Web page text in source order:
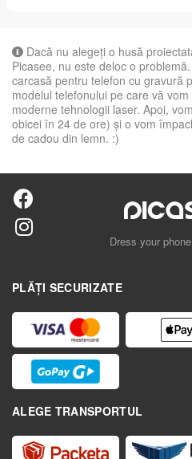
Dacă nu alegeți o husă
Picasee, nu este deloc o
carcasă pentru telefon cu gravură
modelul telefonului pe care vă
moderne tehnologii laser. Apoi,
obicei în 24 de ore) și o vom
de cadou din lemn. :)
Dress your
PLĂȚI SECURIZATE
ALEGE TRANSPORTUL